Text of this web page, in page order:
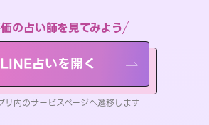
の占い師を見てみよう
LINE占いを開く
内のサービスページへ遷移します